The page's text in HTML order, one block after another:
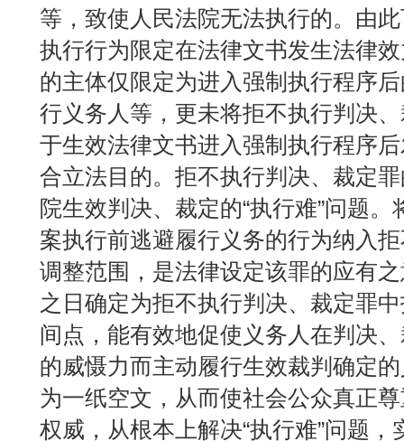
等，致使人民法院无法执行的。由
执行行为限定在法律文书发生法律
的主体仅限定为进入强制执行程序
行义务人等，更未将拒不执行判决
于生效法律文书进入强制执行程序
合立法目的。拒不执行判决、裁定
院生效判决、裁定的“执行难”问题
案执行前逃避履行义务的行为纳入
调整范围，是法律设定该罪的应有
之日确定为拒不执行判决、裁定罪
间点，能有效地促使义务人在判决
的威慑力而主动履行生效裁判确定
为一纸空文，从而使社会公众真正
权威，从根本上解决“执行难”问题